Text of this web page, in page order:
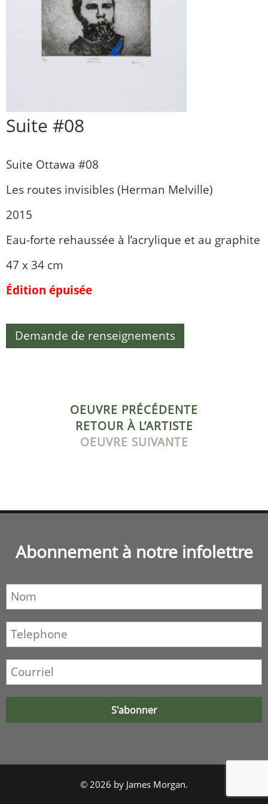
Suite #08
Suite Ottawa #08
Les routes invisibles (Herman Melville)
2015
Eau-forte rehaussée à l’acrylique et au graphite
47 x 34 cm
Édition épuisée
Demande de renseignements
OEUVRE PRÉCÉDENTE
RETOUR À L’ARTISTE
OEUVRE SUIVANTE
Abonnement à notre infolettre
© 2026 by James Morgan.